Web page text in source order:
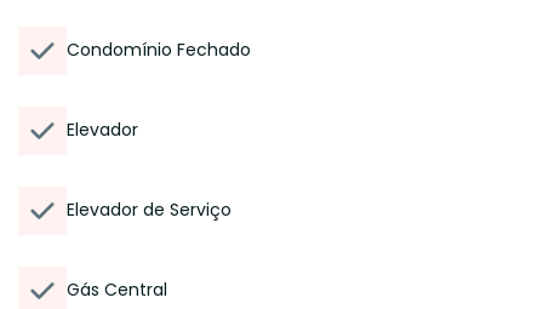
Condomínio Fechado
Elevador
Elevador de Serviço
Gás Central